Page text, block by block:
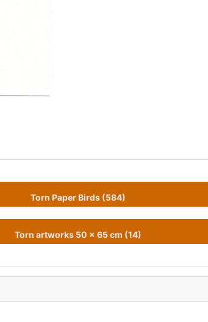
Torn Paper Birds (584)
Torn artworks 50 x 65 cm (14)